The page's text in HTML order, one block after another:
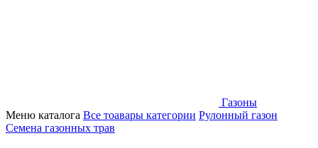
Газоны
Меню каталога Все тоавары категории Рулонный газон
Семена газонных трав